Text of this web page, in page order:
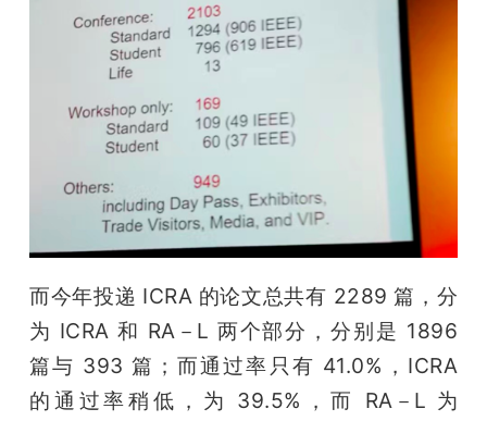
而今年投递 ICRA 的论文总共有 2289 篇，分
为 ICRA 和 RA－L 两个部分，分别是 1896
篇与 393 篇；而通过率只有 41.0%，ICRA
的通过率稍低，为 39.5%，而 RA－L 为